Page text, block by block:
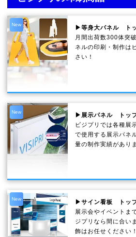
New
▶等身大パネル ト
月間出荷数300体突
ネルの印刷・制作は
さい！
New
▶展示パネル トッ
ビジプリでは各種展
で使用する展示パネ
量の制作実績があり
New
▶サイン看板 トッ
展示会やイベントま
ジプリなら間に合い
飾はお任せください！